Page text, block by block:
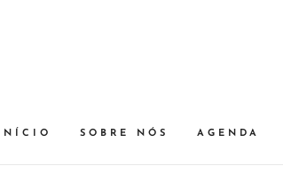
INÍCIO SOBRE NÓS AGENDA